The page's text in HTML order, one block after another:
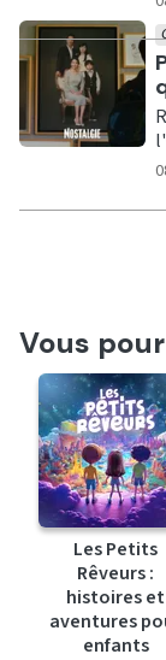
Vous
Les Petits
Rêveurs :
histoires et
aventures
enfants